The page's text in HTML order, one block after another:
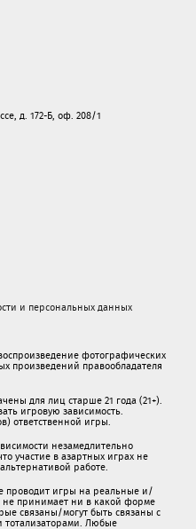
д. 172-Б, оф. 208/1
и персональных данных
фотографических
произведений правообладателя
для лиц старше 21 года (21+).
игровую зависимость.
ответственной игры.
незамедлительно
участие в азартных играх не
работе.
проводит игры на реальные и/
не принимает ни в какой форме
связаны/могут быть связаны c
Любые